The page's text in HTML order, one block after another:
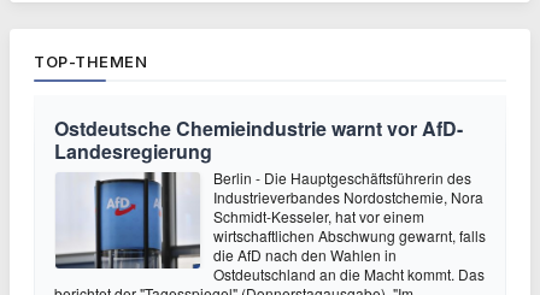
TOP-THEMEN
Ostdeutsche Chemieindustrie warnt vor AfD-
Landesregierung
Berlin - Die Hauptgeschäftsführerin des
Industrieverbandes Nordostchemie, Nora
Schmidt-Kesseler, hat vor einem
wirtschaftlichen Abschwung gewarnt, falls
die AfD nach den Wahlen in
Ostdeutschland an die Macht kommt. Das